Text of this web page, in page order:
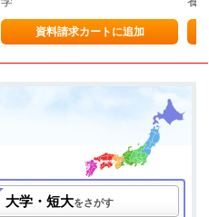
資料請求カートに追加
大学・短大をさがす